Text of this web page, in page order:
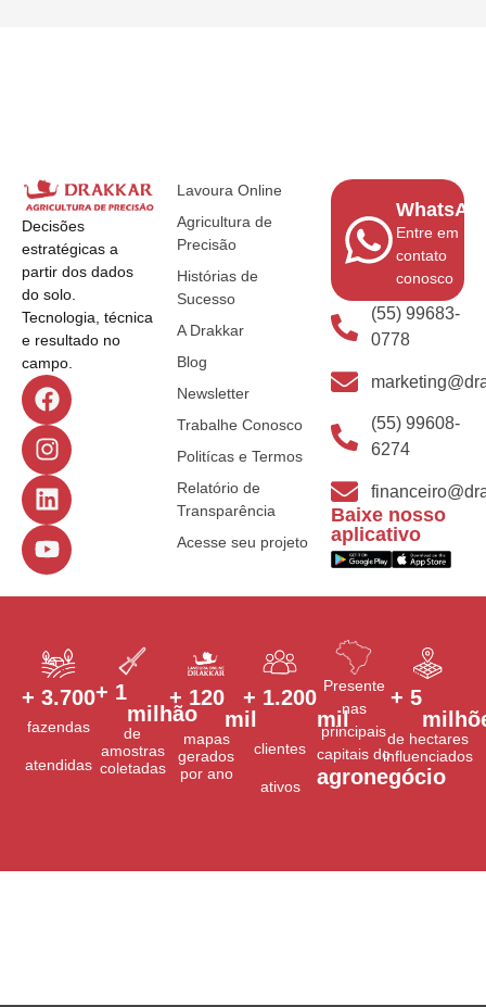
Decisões
estratégicas a
partir dos dados
do solo.
Tecnologia, técnica
e resultado no
campo.
Lavoura Online
Agricultura de
Precisão
Histórias de
Sucesso
A Drakkar
Blog
Newsletter
Trabalhe Conosco
Politícas e Termos
Relatório de
Transparência
Acesse seu projeto
Entre em
contato
conosco
(55) 99683-
0778
(55) 99608-
6274
Baixe nosso
aplicativo
fazendas
atendidas
+ 3.700
de
amostras
coletadas
+ 1
milhão
mapas
gerados
por ano
+ 120
mil
clientes
ativos
+ 1.200
mil
Presente
nas
principais
capitais do
agronegócio
de hectares
influenciados
+ 5